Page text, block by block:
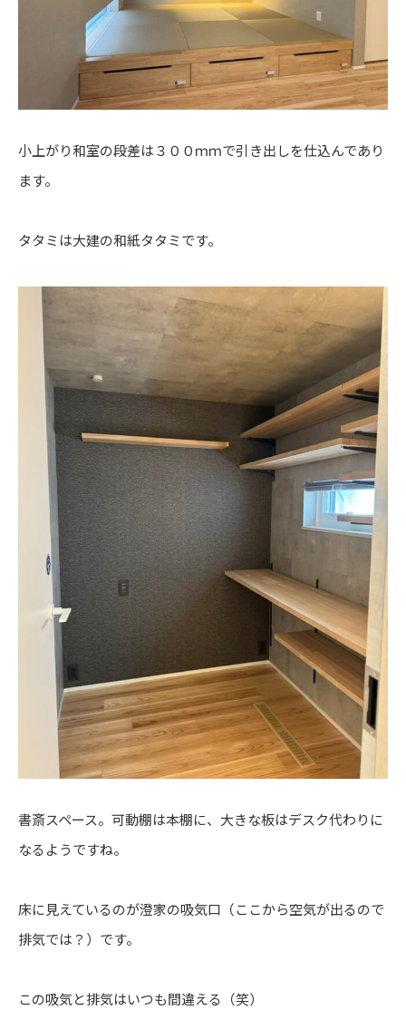
小上がり和室の段差は３００ｍｍで引き出しを仕込んであり
ます。
タタミは大建の和紙タタミです。
書斎スペース。可動棚は本棚に、大きな板はデスク代わりに
なるようですね。
床に見えているのが澄家の吸気口（ここから空気が出るので
排気では？）です。
この吸気と排気はいつも間違える（笑）